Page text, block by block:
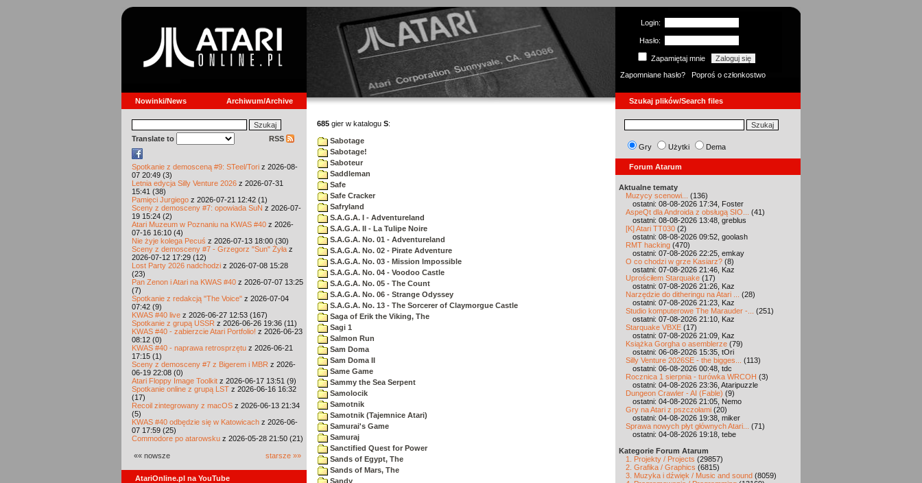
Login:
Hasło:
Zapamiętaj mnie
Zapomniane hasło?
Poproś o członkostwo
Nowinki/News Archiwum/Archive Szukaj plików/Search files
Translate to RSS
Spotkanie z demosceną #9: STeel/Tori z 2026-08-
07 20:49 (3)
Letnia edycja Silly Venture 2026 z 2026-07-31
15:41 (38)
Pamięci Jurgiego z 2026-07-21 12:42 (1)
Sceny z demosceny #7: opowiada SuN z 2026-07-
19 15:24 (2)
Atari Muzeum w Poznaniu na KWAS #40 z 2026-
07-16 16:10 (4)
Nie żyje kolega Pecuś z 2026-07-13 18:00 (30)
Sceny z demosceny #7 - Grzegorz "Sun" Żyła z
2026-07-12 17:29 (12)
Lost Party 2026 nadchodzi z 2026-07-08 15:28
(23)
Pan Zenon i Atari na KWAS #40 z 2026-07-07 13:25
(7)
Spotkanie z redakcją "The Voice" z 2026-07-04
07:42 (9)
KWAS #40 live z 2026-06-27 12:53 (167)
Spotkanie z grupą USSR z 2026-06-26 19:36 (11)
KWAS #40 - zabierzcie Atari Portfolio! z 2026-06-23
08:12 (0)
KWAS #40 - naprawa retrosprzętu z 2026-06-21
17:15 (1)
Sceny z demosceny #7 z Bigerem i MBR z 2026-
06-19 22:08 (0)
Atari Floppy Image Toolkit z 2026-06-17 13:51 (9)
Spotkanie online z grupą LST z 2026-06-16 16:32
(17)
Recoil zintegrowany z macOS z 2026-06-13 21:34
(5)
KWAS #40 odbędzie się w Katowicach z 2026-06-
07 17:59 (25)
Commodore po atarowsku z 2026-05-28 21:50 (21)
«« nowsze starsze »»
AtariOnline.pl na YouTube
685 gier w katalogu S:
Sabotage
Sabotage!
Saboteur
Saddleman
Safe
Safe Cracker
Safryland
S.A.G.A. I - Adventureland
S.A.G.A. II - La Tulipe Noire
S.A.G.A. No. 01 - Adventureland
S.A.G.A. No. 02 - Pirate Adventure
S.A.G.A. No. 03 - Mission Impossible
S.A.G.A. No. 04 - Voodoo Castle
S.A.G.A. No. 05 - The Count
S.A.G.A. No. 06 - Strange Odyssey
S.A.G.A. No. 13 - The Sorcerer of Claymorgue Castle
Saga of Erik the Viking, The
Sagi 1
Salmon Run
Sam Doma
Sam Doma II
Same Game
Sammy the Sea Serpent
Samolocik
Samotnik
Samotnik (Tajemnice Atari)
Samurai's Game
Samuraj
Sanctified Quest for Power
Sands of Egypt, The
Sands of Mars, The
Sandy
Gry Użytki Dema
Forum Atarum
Aktualne tematy
Muzycy scenowi...
(136)
ostatni: 08-08-2026 17:34, Foster
AspeQt dla Androida z obsługą SIO...
(41)
ostatni: 08-08-2026 13:48, greblus
[K] Atari TT030 (2)
ostatni: 08-08-2026 09:52, goolash
RMT hacking (470)
ostatni: 07-08-2026 22:25, emkay
O co chodzi w grze Kasiarz? (8)
ostatni: 07-08-2026 21:46, Kaz
Uprościłem Starquake (17)
ostatni: 07-08-2026 21:26, Kaz
Narzędzie do ditheringu na Atari ...
(28)
ostatni: 07-08-2026 21:23, Kaz
Studio komputerowe The Marauder -...
(251)
ostatni: 07-08-2026 21:10, Kaz
Starquake VBXE (17)
ostatni: 07-08-2026 21:09, Kaz
Książka Gorgha o asemblerze (79)
ostatni: 06-08-2026 15:35, tOri
Silly Venture 2026SE - the bigges...
(113)
ostatni: 06-08-2026 00:48, tdc
Rocznica 1 sierpnia - turówka WRCOH (3)
ostatni: 04-08-2026 23:36, Ataripuzzle
Dungeon Crawler - AI (Fable) (9)
ostatni: 04-08-2026 21:05, Nemo
Gry na Atari z pszczołami (20)
ostatni: 04-08-2026 19:38, miker
Sprawa nowych płyt głównych Atari...
(71)
ostatni: 04-08-2026 19:18, tebe
Kategorie Forum Atarum
1. Projekty / Projects (29857)
2. Grafika / Graphics (6815)
3. Muzyka i dźwięk / Music and sound (8059)